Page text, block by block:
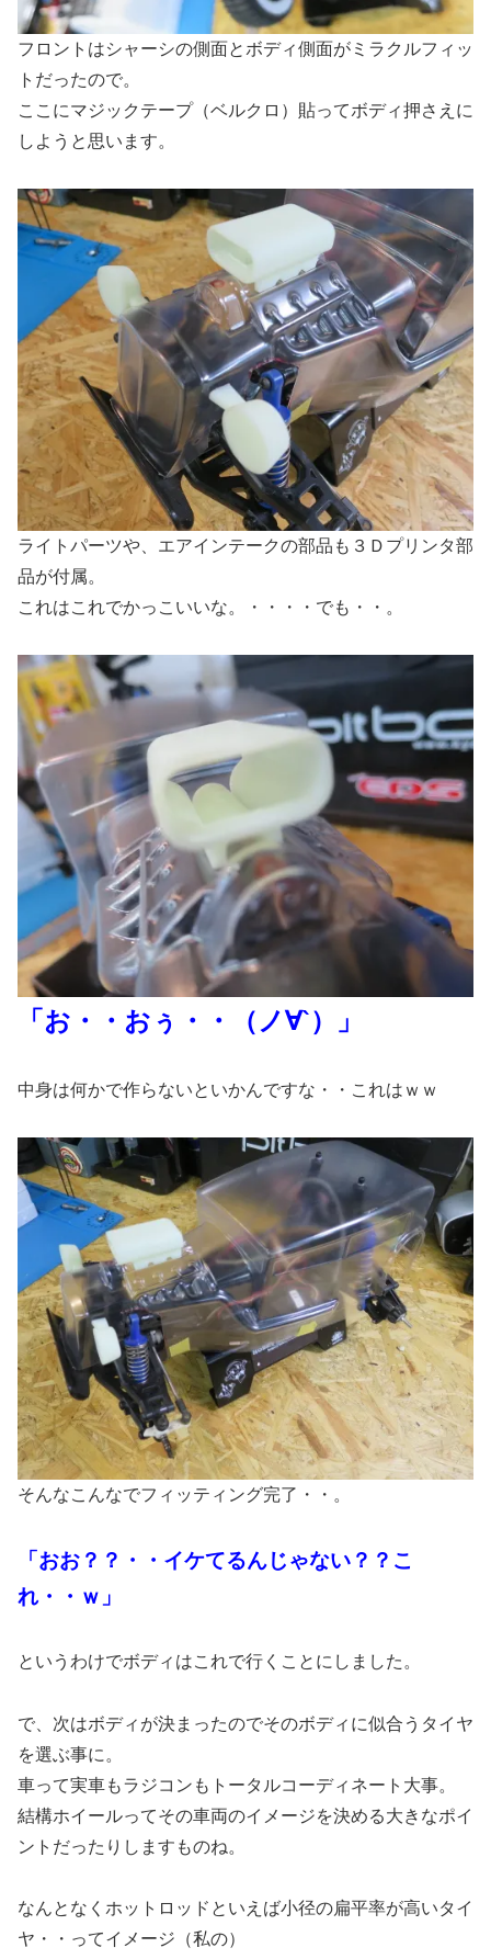
フロントはシャーシの側面とボディ側面がミラクルフィッ
トだったので。
ここにマジックテープ（ベルクロ）貼ってボディ押さえに
しようと思います。
ライトパーツや、エアインテークの部品も３Ｄプリンタ部
品が付属。
これはこれでかっこいいな。・・・・でも・・。
「お・・おぅ・・（ノ∀`）」
中身は何かで作らないといかんですな・・これはｗｗ
そんなこんなでフィッティング完了・・。
「おお？？・・イケてるんじゃない？？こ
れ・・ｗ」
というわけでボディはこれで行くことにしました。
で、次はボディが決まったのでそのボディに似合うタイヤ
を選ぶ事に。
車って実車もラジコンもトータルコーディネート大事。
結構ホイールってその車両のイメージを決める大きなポイ
ントだったりしますものね。
なんとなくホットロッドといえば小径の扁平率が高いタイ
ヤ・・ってイメージ（私の）